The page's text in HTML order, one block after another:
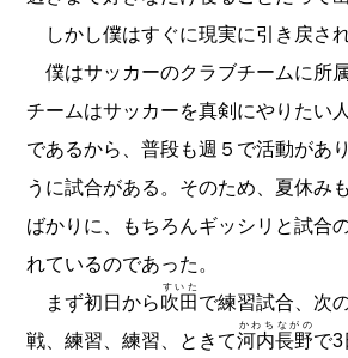
しかし僕はすぐに現実に引き戻さ
僕はサッカーのクラブチームに所
チームはサッカーを真剣にやりたい
であるから、普段も週５で活動があ
うに試合がある。そのため、夏休み
ばかりに、もちろんギッシリと試合
れているのであった。
まず初日から吹田
すいた
で練習試合、次
戦、練習、練習、ときて河内長野
かわちながの
で3